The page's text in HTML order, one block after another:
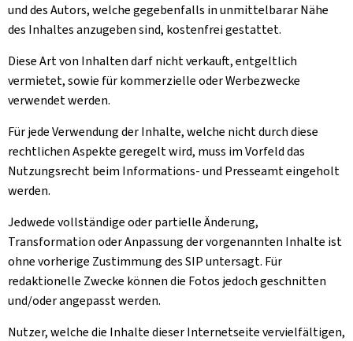
und des Autors, welche gegebenfalls in unmittelbarar Nähe
des Inhaltes anzugeben sind, kostenfrei gestattet.
Diese Art von Inhalten darf nicht verkauft, entgeltlich
vermietet, sowie für kommerzielle oder Werbezwecke
verwendet werden.
Für jede Verwendung der Inhalte, welche nicht durch diese
rechtlichen Aspekte geregelt wird, muss im Vorfeld das
Nutzungsrecht beim Informations- und Presseamt eingeholt
werden.
Jedwede vollständige oder partielle Änderung,
Transformation oder Anpassung der vorgenannten Inhalte ist
ohne vorherige Zustimmung des SIP untersagt. Für
redaktionelle Zwecke können die Fotos jedoch geschnitten
und/oder angepasst werden.
Nutzer, welche die Inhalte dieser Internetseite vervielfältigen,